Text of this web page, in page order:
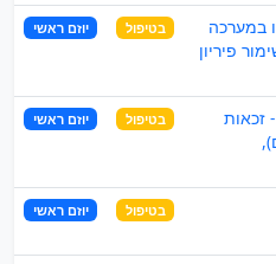
במערכה
פיריון
בטיפול יוזם ראשי
זכאות
בטיפול יוזם ראשי
בטיפול יוזם ראשי